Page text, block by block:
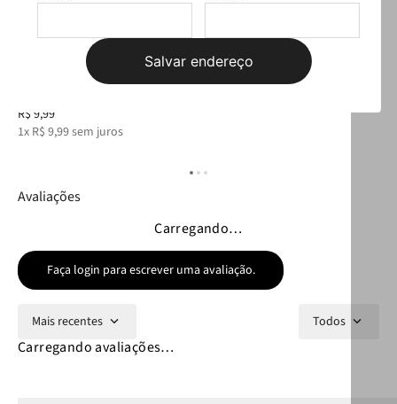
Salvar endereço
+7 cores
R$ 9,99
1x R$ 9,99sem juros
R$
Avaliações
Carregando…
Faça login para escrever uma avaliação.
Mais recentes Todos
Carregando avaliações…